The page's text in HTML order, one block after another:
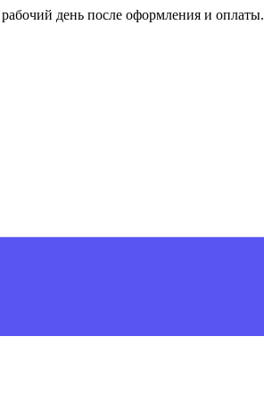
день после оформления и оплаты.